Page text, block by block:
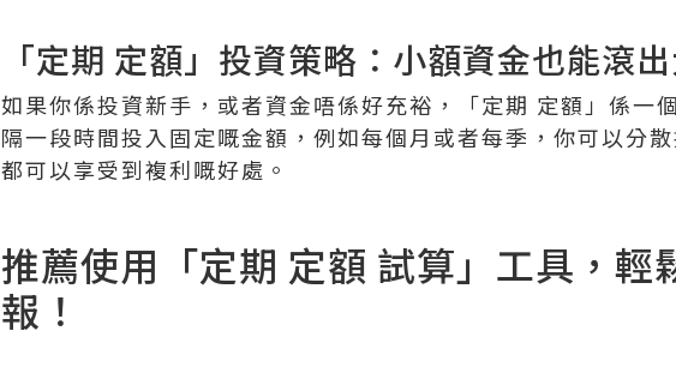
「定期 定額」投資策略：小額資金也能滾出
如果你係投資新手，或者資金唔係好充裕，「定期 定額」係一
隔一段時間投入固定嘅金額，例如每個月或者每季，你可以分
都可以享受到複利嘅好處。
推薦使用「定期 定額 試算」工具，輕
報！